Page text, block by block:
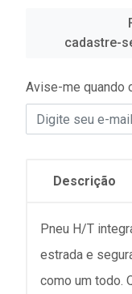
cadastre-
Avise-me quando
Descrição
Pneu H/T
estrada e
como um todo.